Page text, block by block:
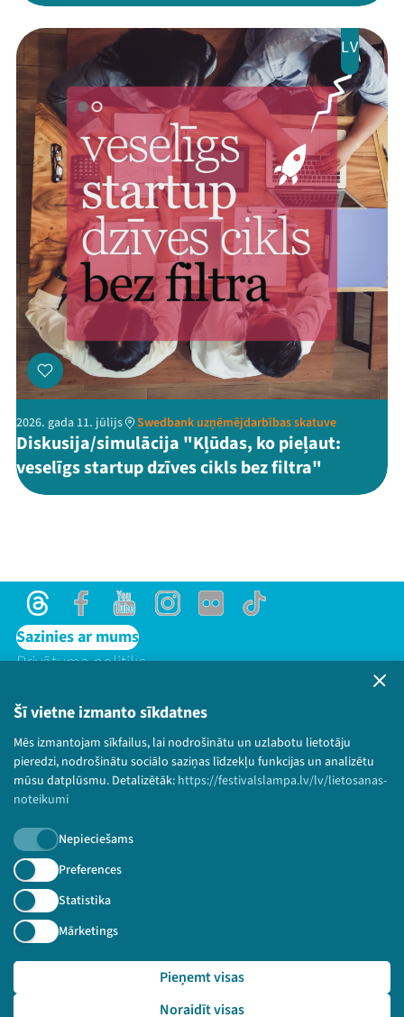
Šī vietne izmanto sīkdatnes
Mēs izmantojam sīkfailus, lai nodrošinātu un uzlabotu lietotāju
pieredzi, nodrošinātu sociālo saziņas līdzekļu funkcijas un analizētu
mūsu datplūsmu. Detalizētāk: https://festivalslampa.lv/lv/lietosanas-
noteikumi
Nepieciešams
Preferences
Statistika
Mārketings
Noraidīt visas
Pieņemt visas
LV
2026. gada 11. jūlijs Swedbank uzņēmējdarbības skatuve
Diskusija/simulācija "Kļūdas, ko pieļaut:
veselīgs startup dzīves cikls bez filtra"
ThreadsFacebookYoutubeInstagram
Flick TikTok
Sazinies ar mums
Privātuma politika
Bērnu aizsardzības politika
© 2026 Sarunu festivāls LAMPA Visas tiesības
paturētas.
Piesakies jaunumiem!
Nepalaid garām aktuālāko informāciju!